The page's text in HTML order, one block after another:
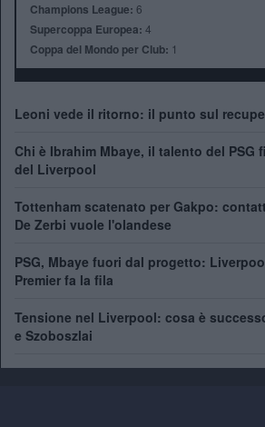
Champions League: 6
Supercoppa Europea: 4
Coppa del Mondo per Club: 1
Leoni vede il ritorno: il punto sul
Chi è Ibrahim Mbaye, il talento del PSG
del Liverpool
Tottenham scatenato per Gakpo:
De Zerbi vuole l'olandese
PSG, Mbaye fuori dal progetto:
Premier fa la fila
Tensione nel Liverpool: cosa è
e Szoboszlai